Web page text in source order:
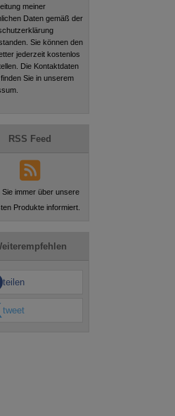
meiner
Daten gemäß der
Sie können den
jederzeit kostenlos
Die Kontaktdaten
Sie in unserem
RSS Feed
Sie immer über unsere
Produkte informiert.
teilen
tweet